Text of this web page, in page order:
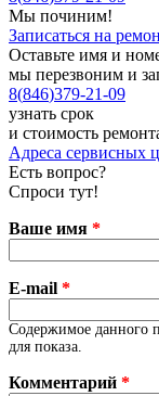
Мы починим!
Записаться на
Оставьте имя и
мы перезвоним и
8(846)379-21-09
узнать срок
и стоимость
Адреса сервисных
Есть вопрос?
Спроси тут!
Ваше имя *
E-mail *
Содержимое данного
для показа.
Комментарий *